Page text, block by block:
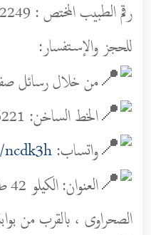
رقم الطبيب المختص : 01221132249
للحجز والإستفسار:
من خلال رسائل
الخط الساخن: 16221
واتساب:
الصحراوى ، بالقرب من بوابة 2 مدينة الشروق،